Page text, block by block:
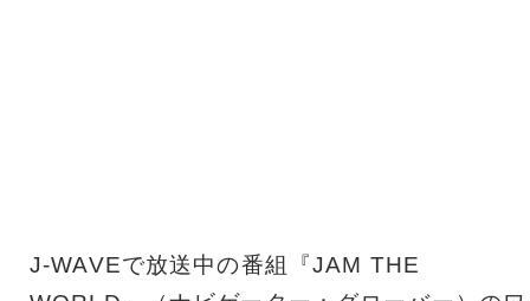
J-WAVEで放送中の番組『JAM THE